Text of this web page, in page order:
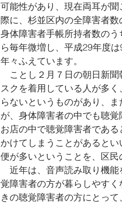
可能性があり、現在両耳が
際に、杉並区内の全障害者
身体障害者手帳所持者数の
ら毎年微増し、平成29年度
年々ふえています。
ことし２月７日の朝日新聞
スクを着用している人が多
らないというものがあり、
が、身体障害者の中でも聴
お店の中で聴覚障害者であ
かけてしまうことがあると
便が多いということを、区
近年は、音声読み取り機能
覚障害者の方が暮らしやす
きの聴覚障害者の方にとっ